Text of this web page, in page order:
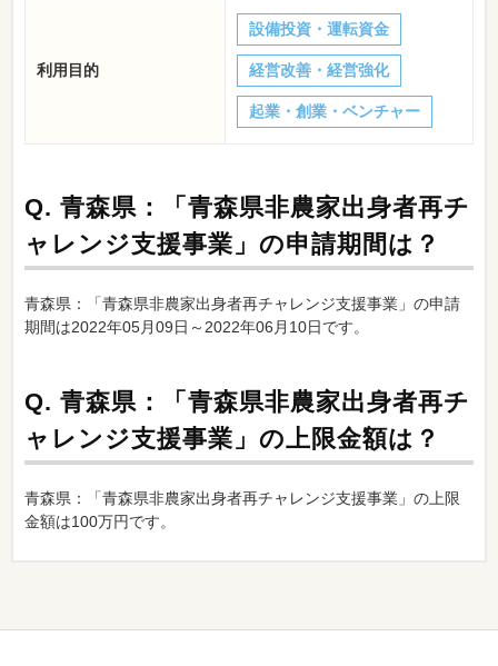
利用目的
設備投資・運転資金
経営改善・経営強化
起業・創業・ベンチャー
Q. 青森県：「青森県非農家出身者再チ
ャレンジ支援事業」の申請期間は？
青森県：「青森県非農家出身者再チャレンジ支援事業」の申請
期間は2022年05月09日～2022年06月10日です。
Q. 青森県：「青森県非農家出身者再チ
ャレンジ支援事業」の上限金額は？
青森県：「青森県非農家出身者再チャレンジ支援事業」の上限
金額は100万円です。